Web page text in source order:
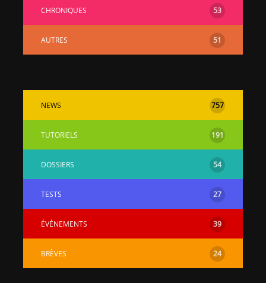
CHRONIQUES 53
AUTRES 51
NEWS 757
TUTORIELS 191
DOSSIERS 54
TESTS 27
ÉVÉNEMENTS 39
BRÈVES 24